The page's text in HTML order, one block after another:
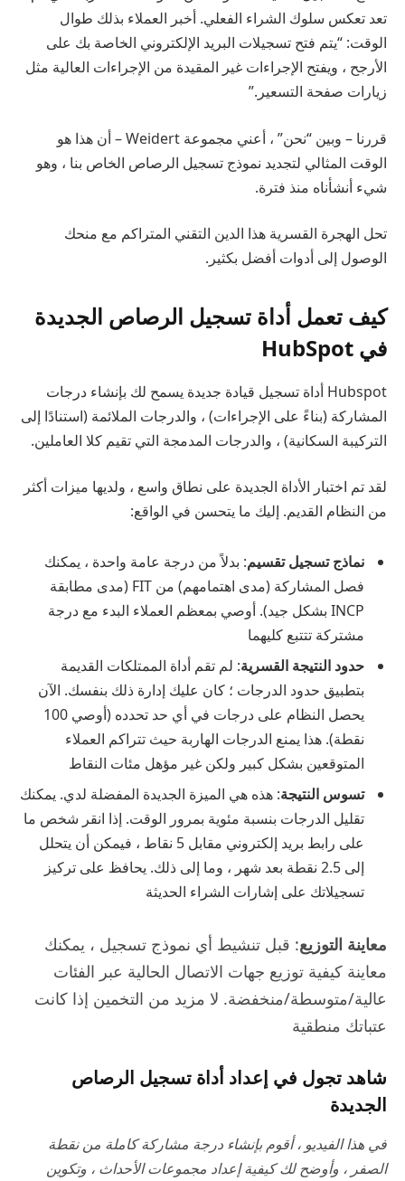
تعد تعكس سلوك الشراء الفعلي. أخبر العملاء بذلك طوال
الوقت: “يتم فتح تسجيلات البريد الإلكتروني الخاصة بك على
الأرجح ، ويفتح الإجراءات غير المقيدة من الإجراءات العالية مثل
زيارات صفحة التسعير.”
قررنا – وبين “نحن” ، أعني مجموعة Weidert – أن هذا هو
الوقت المثالي لتجديد نموذج تسجيل الرصاص الخاص بنا ، وهو
شيء أنشأناه منذ فترة.
تحل الهجرة القسرية هذا الدين التقني المتراكم مع منحك
الوصول إلى أدوات أفضل بكثير.
كيف تعمل أداة تسجيل الرصاص الجديدة
في HubSpot
Hubspot أداة تسجيل قيادة جديدة يسمح لك بإنشاء درجات
المشاركة (بناءً على الإجراءات) ، والدرجات الملائمة (استنادًا إلى
التركيبة السكانية) ، والدرجات المدمجة التي تقيم كلا العاملين.
لقد تم اختبار الأداة الجديدة على نطاق واسع ، ولديها ميزات أكثر
من النظام القديم. إليك ما يتحسن في الواقع:
نماذج تسجيل تقسيم: بدلاً من درجة عامة واحدة ، يمكنك
فصل المشاركة (مدى اهتمامهم) من FIT (مدى مطابقة
INCP بشكل جيد). أوصي بمعظم العملاء البدء مع درجة
مشتركة تتتبع كليهما
حدود النتيجة القسرية: لم تقم أداة الممتلكات القديمة
بتطبيق حدود الدرجات ؛ كان عليك إدارة ذلك بنفسك. الآن
يحصل النظام على درجات في أي حد تحدده (أوصي 100
نقطة). هذا يمنع الدرجات الهاربة حيث تتراكم العملاء
المتوقعين بشكل كبير ولكن غير مؤهل مئات النقاط
تسوس النتيجة: هذه هي الميزة الجديدة المفضلة لدي. يمكنك
تقليل الدرجات بنسبة مئوية بمرور الوقت. إذا انقر شخص ما
على رابط بريد إلكتروني مقابل 5 نقاط ، فيمكن أن يتحلل
إلى 2.5 نقطة بعد شهر ، وما إلى ذلك. يحافظ على تركيز
تسجيلاتك على إشارات الشراء الحديثة
معاينة التوزيع: قبل تنشيط أي نموذج تسجيل ، يمكنك
معاينة كيفية توزيع جهات الاتصال الحالية عبر الفئات
عالية/متوسطة/منخفضة. لا مزيد من التخمين إذا كانت
عتباتك منطقية
شاهد تجول في إعداد أداة تسجيل الرصاص
الجديدة
في هذا الفيديو ، أقوم بإنشاء درجة مشاركة كاملة من نقطة
الصفر ، وأوضح لك كيفية إعداد مجموعات الأحداث ، وتكوين